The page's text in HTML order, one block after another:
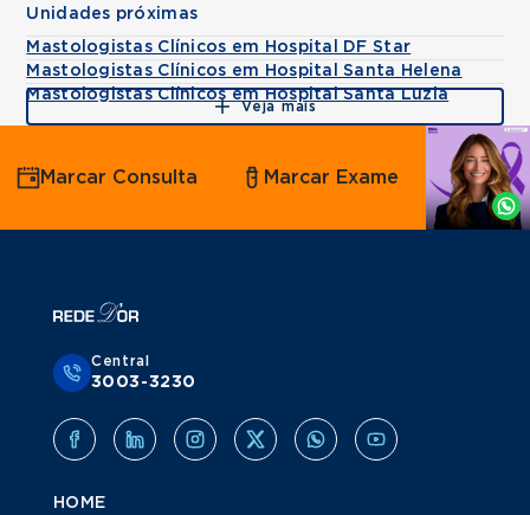
Unidades próximas
Mastologistas Clínicos em Hospital DF Star
Mastologistas Clínicos em Hospital Santa Helena
Mastologistas Clínicos em Hospital Santa Luzia
Veja mais
Agende
por
Whatsapp
Marcar Consulta Marcar Exame
Central
3003-3230
HOME